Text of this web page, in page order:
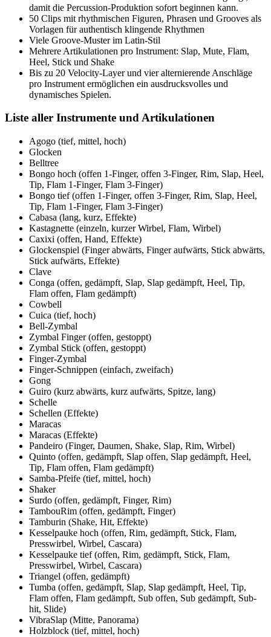
damit die Percussion-Produktion sofort beginnen kann.
50 Clips mit rhythmischen Figuren, Phrasen und Grooves als
Vorlagen für authentisch klingende Rhythmen
Viele Groove-Muster im Latin-Stil
Mehrere Artikulationen pro Instrument: Slap, Mute, Flam,
Heel, Stick und Shake
Bis zu 20 Velocity-Layer und vier alternierende Anschläge
pro Instrument ermöglichen ein ausdrucksvolles und
dynamisches Spielen.
Liste aller Instrumente und Artikulationen
Agogo (tief, mittel, hoch)
Glocken
Belltree
Bongo hoch (offen 1-Finger, offen 3-Finger, Rim, Slap, Heel,
Tip, Flam 1-Finger, Flam 3-Finger)
Bongo tief (offen 1-Finger, offen 3-Finger, Rim, Slap, Heel,
Tip, Flam 1-Finger, Flam 3-Finger)
Cabasa (lang, kurz, Effekte)
Kastagnette (einzeln, kurzer Wirbel, Flam, Wirbel)
Caxixi (offen, Hand, Effekte)
Glockenspiel (Finger abwärts, Finger aufwärts, Stick abwärts,
Stick aufwärts, Effekte)
Clave
Conga (offen, gedämpft, Slap, Slap gedämpft, Heel, Tip,
Flam offen, Flam gedämpft)
Cowbell
Cuica (tief, hoch)
Bell-Zymbal
Zymbal Finger (offen, gestoppt)
Zymbal Stick (offen, gestoppt)
Finger-Zymbal
Finger-Schnippen (einfach, zweifach)
Gong
Guiro (kurz abwärts, kurz aufwärts, Spitze, lang)
Schelle
Schellen (Effekte)
Maracas
Maracas (Effekte)
Pandeiro (Finger, Daumen, Shake, Slap, Rim, Wirbel)
Quinto (offen, gedämpft, Slap offen, Slap gedämpft, Heel,
Tip, Flam offen, Flam gedämpft)
Samba-Pfeife (tief, mittel, hoch)
Shaker
Surdo (offen, gedämpft, Finger, Rim)
TambouRim (offen, gedämpft, Finger)
Tamburin (Shake, Hit, Effekte)
Kesselpauke hoch (offen, Rim, gedämpft, Stick, Flam,
Presswirbel, Wirbel, Cascara)
Kesselpauke tief (offen, Rim, gedämpft, Stick, Flam,
Presswirbel, Wirbel, Cascara)
Triangel (offen, gedämpft)
Tumba (offen, gedämpft, Slap, Slap gedämpft, Heel, Tip,
Flam offen, Flam gedämpft, Sub offen, Sub gedämpft, Sub-
hit, Slide)
VibraSlap (Mitte, Panorama)
Holzblock (tief, mittel, hoch)